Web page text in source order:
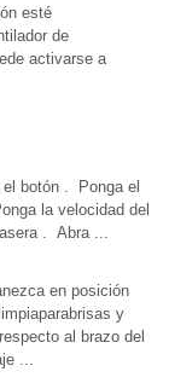
esté
de
activarse a
botón . Ponga el
la velocidad del
. Abra ...
en posición
y
al brazo del
...